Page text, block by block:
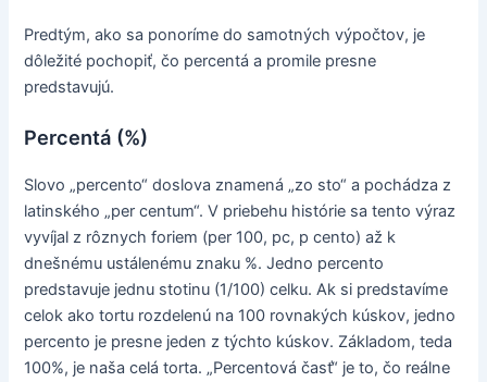
Predtým, ako sa ponoríme do samotných výpočtov, je
dôležité pochopiť, čo percentá a promile presne
predstavujú.
Percentá (%)
Slovo „percento“ doslova znamená „zo sto“ a pochádza z
latinského „per centum“. V priebehu histórie sa tento výraz
vyvíjal z rôznych foriem (per 100, pc, p cento) až k
dnešnému ustálenému znaku %. Jedno percento
predstavuje jednu stotinu (1/100) celku. Ak si predstavíme
celok ako tortu rozdelenú na 100 rovnakých kúskov, jedno
percento je presne jeden z týchto kúskov. Základom, teda
100%, je naša celá torta. „Percentová časť“ je to, čo reálne